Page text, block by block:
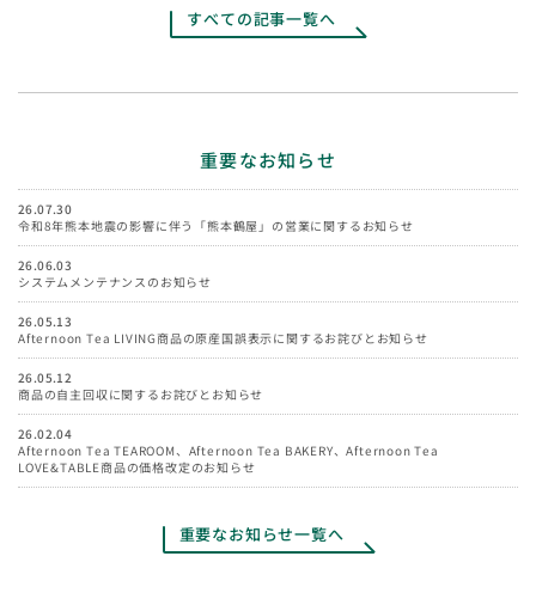
すべての記事一覧へ
重要なお知らせ
26.07.30
令和8年熊本地震の影響に伴う「熊本鶴屋」の営業に関するお知らせ
26.06.03
システムメンテナンスのお知らせ
26.05.13
Afternoon Tea LIVING商品の原産国誤表示に関するお詫びとお知らせ
26.05.12
商品の自主回収に関するお詫びとお知らせ
26.02.04
Afternoon Tea TEAROOM、Afternoon Tea BAKERY、Afternoon Tea
LOVE&TABLE商品の価格改定のお知らせ
重要なお知らせ一覧へ